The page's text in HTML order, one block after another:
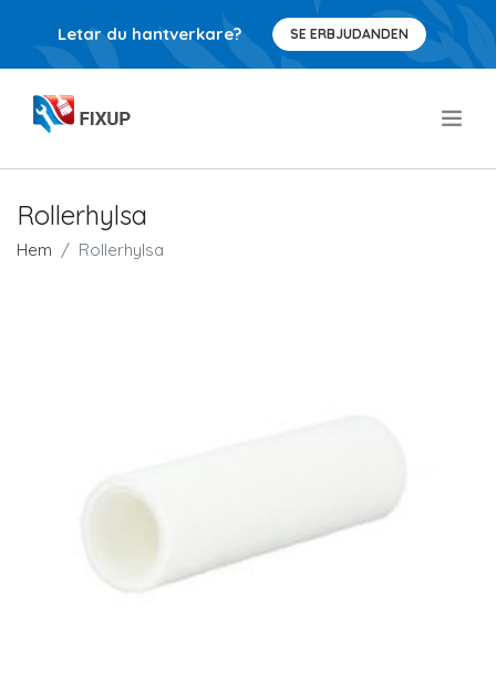
Letar du hantverkare? SE ERBJUDANDEN
Rollerhylsa
Hem Rollerhylsa